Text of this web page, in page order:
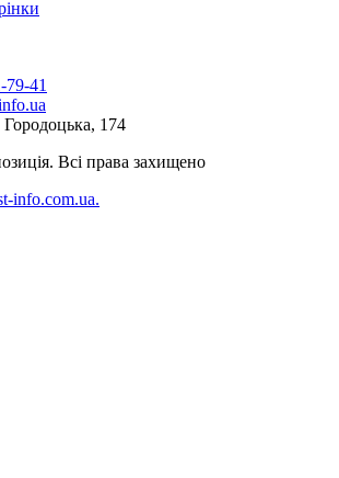
79-41
174
Всі права захищено
info.com.ua.